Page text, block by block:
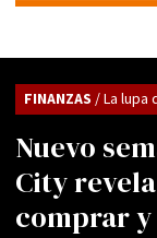
Nuevo
City
comprar
FINANZAS / La lupa